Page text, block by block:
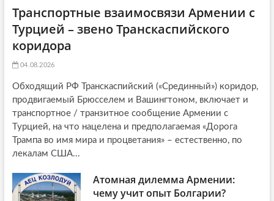
Транспортные взаимосвязи Армении с
Турцией – звено Транскаспийского
коридора
04.08.2026
Обходящий РФ Транскаспийский («Срединный») коридор,
продвигаемый Брюсселем и Вашингтоном, включает и
транспортное / транзитное сообщение Армении с
Турцией, на что нацелена и предполагаемая «Дорога
Трампа во имя мира и процветания» – естественно, по
лекалам США...
Атомная дилемма Армении:
чему учит опыт Болгарии?